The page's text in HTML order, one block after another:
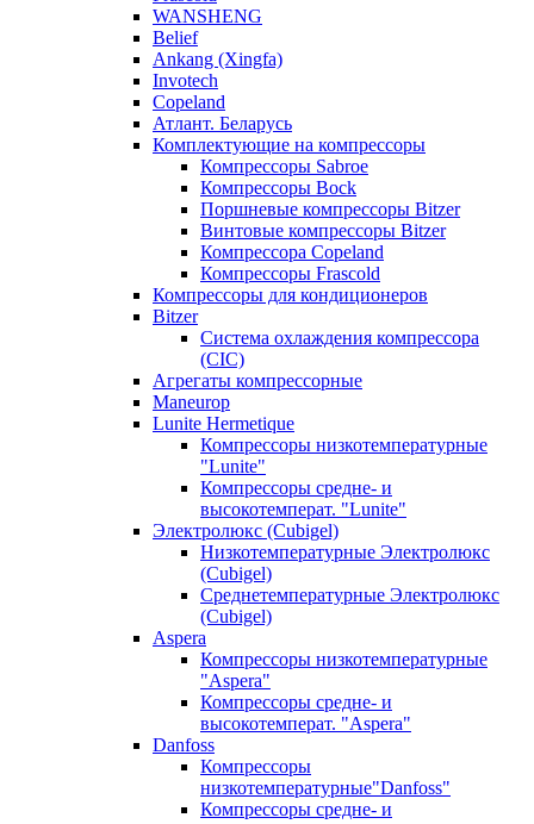
WANSHENG
Belief
Ankang (Xingfa)
Invotech
Copeland
Атлант. Беларусь
Комплектующие на компрессоры
Компрессоры Sabroe
Компрессоры Bock
Поршневые компрессоры Bitzer
Винтовые компрессоры Bitzer
Компрессора Copeland
Компрессоры Frascold
Компрессоры для кондиционеров
Bitzer
Система охлаждения компрессора
(CIC)
Агрегаты компрессорные
Maneurop
Lunite Hermetique
Компрессоры низкотемпературные
"Lunite"
Компрессоры средне- и
высокотемперат. "Lunite"
Электролюкс (Cubigel)
Низкотемпературные Электролюкс
(Cubigel)
Среднетемпературные Электролюкс
(Cubigel)
Aspera
Компрессоры низкотемпературные
"Aspera"
Компрессоры средне- и
высокотемперат. "Aspera"
Danfoss
Компрессоры
низкотемпературные"Danfoss"
Компрессоры средне- и